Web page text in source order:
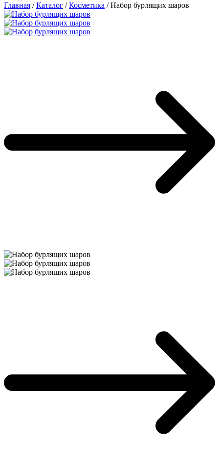
Главная /Каталог /Косметика /Набор бурлящих шаров